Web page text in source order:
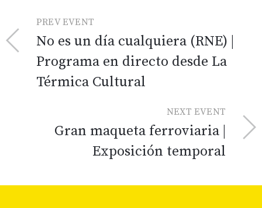
PREV EVENT
No es un día cualquiera (RNE) |
Programa en directo desde La
Térmica Cultural
NEXT EVENT
Gran maqueta ferroviaria |
Exposición temporal